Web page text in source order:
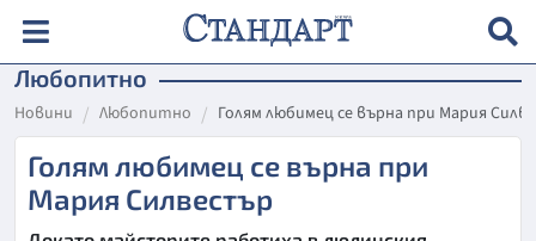
Любопитно
Новини Любопитно Голям любимец се върна при Мария
Голям любимец се върна при
Мария Силвестър